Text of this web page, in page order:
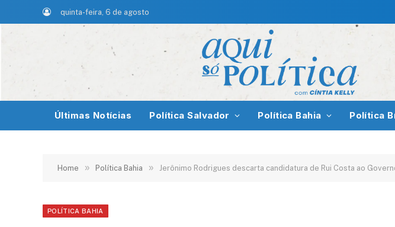
quinta-feira, 6 de agosto
Últimas Notícias Política Salvador Política Bahia Política
Home » Política Bahia » Jerônimo Rodrigues descarta candidatura de Rui Costa ao
POLÍTICA BAHIA